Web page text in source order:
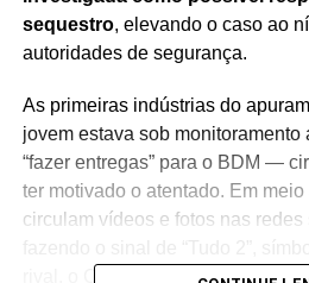
sequestro, elevando o caso ao
autoridades de segurança.
As primeiras indústrias do
jovem estava sob monitoramento
“fazer entregas” para o BDM —
ter motivado o atentado. Em
circulam vídeos e fotos nas
rival, o Comando Vermelho (CV),